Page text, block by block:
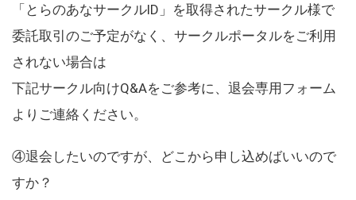
「とらのあなサークルID」を取得されたサークル様で
委託取引のご予定がなく、サークルポータルをご利用
されない場合は
下記サークル向けQ&Aをご参考に、退会専用フォーム
よりご連絡ください。
④退会したいのですが、どこから申し込めばいいので
すか？